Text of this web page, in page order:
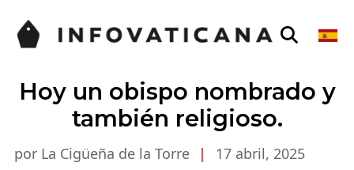
Hoy un obispo nombrado y
también religioso.
por La Cigüeña de la Torre | 17 abril, 2025